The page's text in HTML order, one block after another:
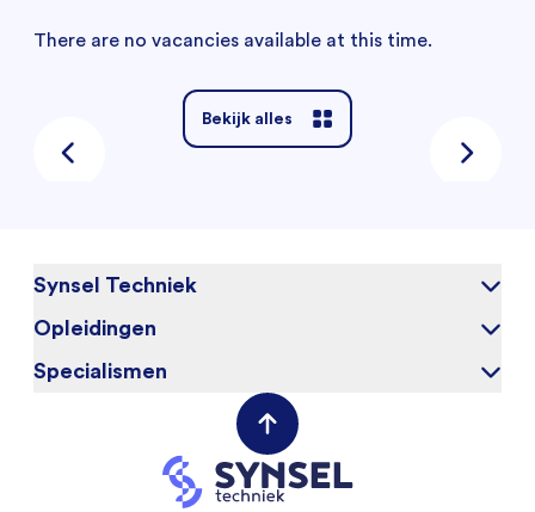
There are no vacancies available at this time.
Bekijk alles
Synsel Techniek
Over ons
Onze kandidaten
Contact opnemen
Opleidingen
Elektrotechniek
Specialismen
Mechanical Engineers
Software & Electrical Engineers